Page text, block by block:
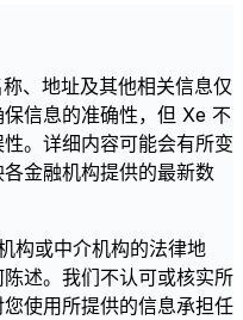
、地址及其他相关信息仅
信息的准确性，但 Xe 不
。详细内容可能会有所变
金融机构提供的最新数
构或中介机构的法律地
述。我们不认可或核实所
使用所提供的信息承担任